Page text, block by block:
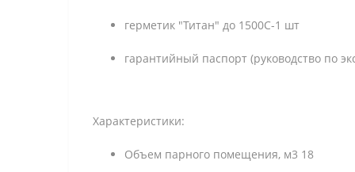
герметик "Титан" до 1500С-1 шт
гарантийный паспорт (руководство по
Характеристики:
Объем парного помещения, м3 18